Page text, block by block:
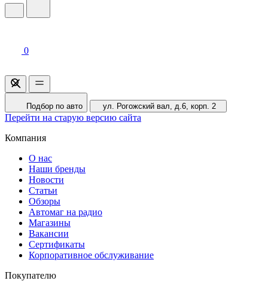
0
Подбор по авто ул. Рогожский вал, д.6, корп. 2
Перейти на старую версию сайта
Компания
О нас
Наши бренды
Новости
Статьи
Обзоры
Автомаг на радио
Магазины
Вакансии
Сертификаты
Корпоративное обслуживание
Покупателю